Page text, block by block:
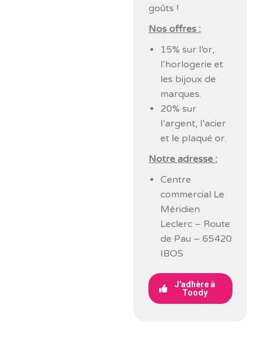
goûts !
Nos offres :
15% sur l’or,
l’horlogerie et
les bijoux de
marques.
20% sur
l’argent, l’acier
et le plaqué or.
Notre adresse :
Centre
commercial Le
Méridien
Leclerc – Route
de Pau – 65420
IBOS
J'adhère à
Toody